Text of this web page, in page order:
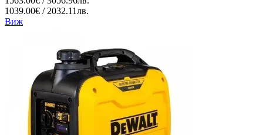
1039.00€ / 2032.11лв.
Виж